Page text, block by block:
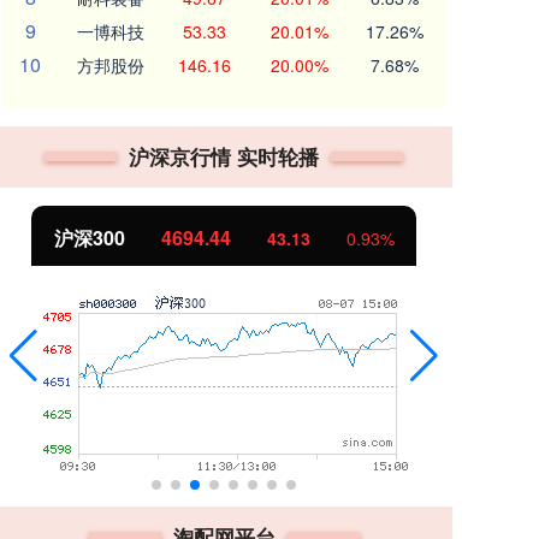
9 一博科技 53.33 20.01% 17.26%
10 方邦股份 146.16 20.00% 7.68%
沪深京行情 实时轮播
沪深300 4694.44 43.13 0.93%